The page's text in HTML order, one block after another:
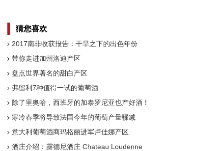
猜您喜欢
2017南非收获报告：干旱之下的出色年份
带你走进加州洛迪产区
盘点世界著名的甜白产区
弗留利7种值得一试的葡萄酒
除了里奥哈，西班牙的加泰罗尼亚也产好酒！
寒冷春季将导致法国今年的葡萄产量骤减
意大利葡萄酒商玛格丽进军卢佳娜产区
酒庄介绍：露德尼酒庄 Chateau Loudenne